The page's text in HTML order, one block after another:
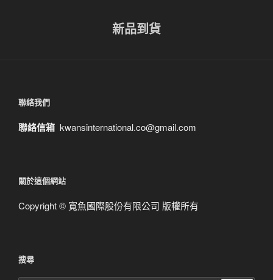
新品到貨
聯絡我們
聯絡信箱 kwansinternational.co@gmail.com
關於這個網站
Copyright © 寬魚國際股份有限公司 版權所有
搜尋